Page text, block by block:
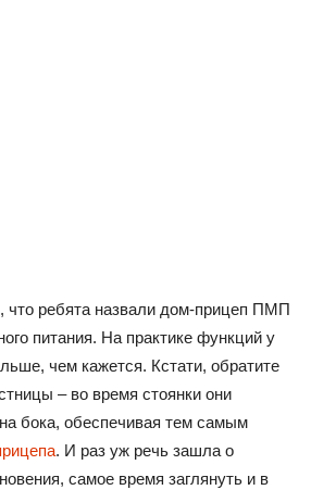
что ребята назвали дом-прицеп ПМП
питания. На практике функций у
чем кажется. Кстати, обратите
– во время стоянки они
бока, обеспечивая тем самым
. И раз уж речь зашла о
самое время заглянуть и в